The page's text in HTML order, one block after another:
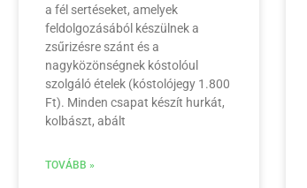
a fél sertéseket, amelyek
feldolgozásából készülnek a
zsűrizésre szánt és a
nagyközönségnek kóstolóul
szolgáló ételek (kóstolójegy 1.800
Ft). Minden csapat készít hurkát,
kolbászt, abált
TOVÁBB »